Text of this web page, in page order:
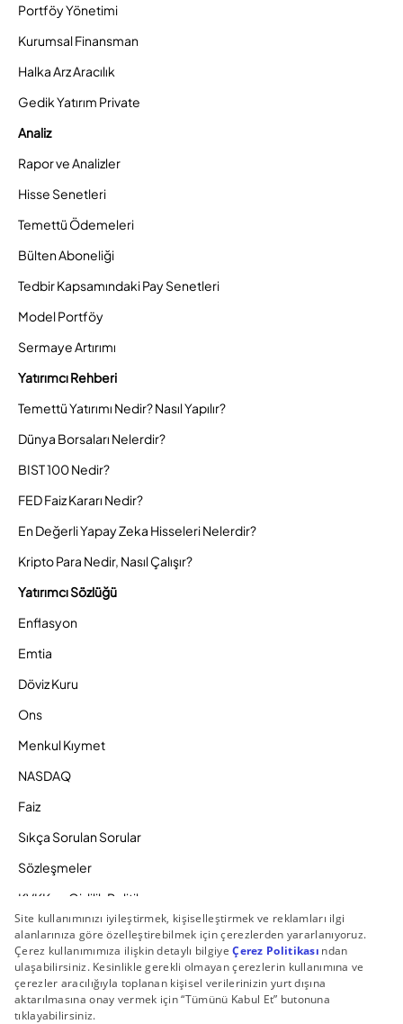
Portföy Yönetimi
Kurumsal Finansman
Halka Arz Aracılık
Gedik Yatırım Private
Analiz
Rapor ve Analizler
Hisse Senetleri
Temettü Ödemeleri
Bülten Aboneliği
Tedbir Kapsamındaki Pay Senetleri
Model Portföy
Sermaye Artırımı
Yatırımcı Rehberi
Temettü Yatırımı Nedir? Nasıl Yapılır?
Dünya Borsaları Nelerdir?
BIST 100 Nedir?
FED Faiz Kararı Nedir?
En Değerli Yapay Zeka Hisseleri Nelerdir?
Kripto Para Nedir, Nasıl Çalışır?
Yatırımcı Sözlüğü
Enflasyon
Emtia
Döviz Kuru
Ons
Menkul Kıymet
NASDAQ
Faiz
Sıkça Sorulan Sorular
Sözleşmeler
KVKK ve Gizlilik Politikamız
Ücretlendirme Politikası
Bilgi Toplumu Hizmetleri
Zaman Aşımına Uğrayacak Hesaplar
Duyurular ve Kampanyalar